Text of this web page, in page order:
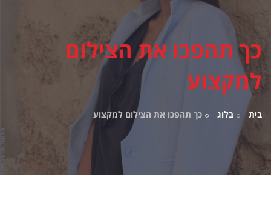
כך תהפכו את הצילום
למקצוע
בית בלוג כך תהפכו את הצילום למקצוע